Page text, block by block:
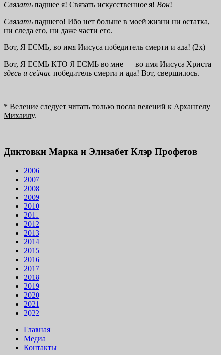
Связать падшее я! Связать искусственное я! Вон!
Связать падшего! Ибо нет больше в моей жизни ни остатка,
ни следа его, ни даже части его.
Вот, Я ЕСМЬ, во имя Иисуса победитель смерти и ада! (2х)
Вот, Я ЕСМЬ КТО Я ЕСМЬ во мне — во имя Иисуса Христа –
здесь и сейчас победитель смерти и ада! Вот, свершилось.
* Веление следует читать только посла велений к Архангелу
Михаилу.
Диктовки Марка и Элизабет Клэр Профетов
2006
2007
2008
2009
2010
2011
2012
2013
2014
2015
2016
2017
2018
2019
2020
2021
2022
Главная
Медиа
Контакты